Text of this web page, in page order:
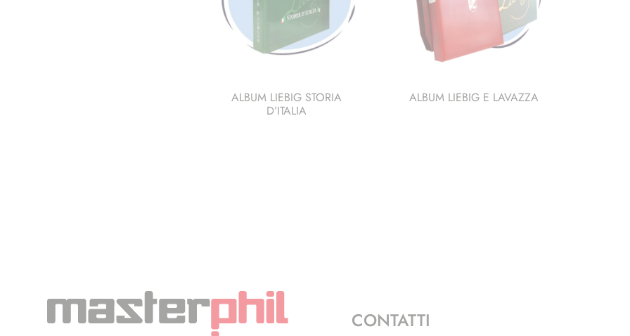
ALBUM LIEBIG STORIA
D’ITALIA
ALBUM LIEBIG E LAVAZZA
CONTATTI